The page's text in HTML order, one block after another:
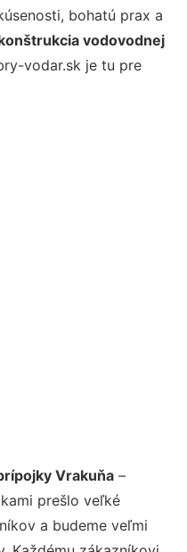
bohatú prax a
vodovodnej
vodar.sk je tu pre
Vrakuňa –
prešlo veľké
a budeme veľmi